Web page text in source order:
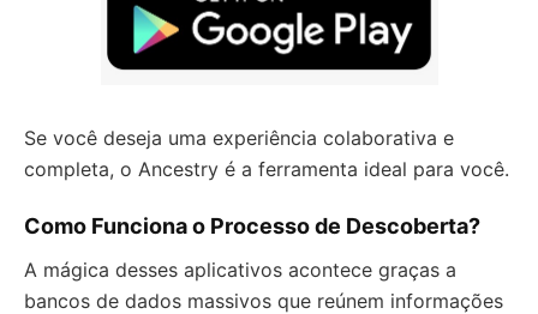
Se você deseja uma experiência colaborativa e
completa, o Ancestry é a ferramenta ideal para você.
Como Funciona o Processo de Descoberta?
A mágica desses aplicativos acontece graças a
bancos de dados massivos que reúnem informações